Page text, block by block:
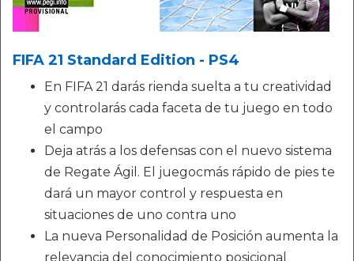
FIFA 21 Standard Edition - PS4
En FIFA 21 darás rienda suelta a tu creatividad
y controlarás cada faceta de tu juego en todo
el campo
Deja atrás a los defensas con el nuevo sistema
de Regate Ágil. El juegocmás rápido de pies te
dará un mayor control y respuesta en
situaciones de uno contra uno
La nueva Personalidad de Posición aumenta la
relevancia del conocimiento posicional